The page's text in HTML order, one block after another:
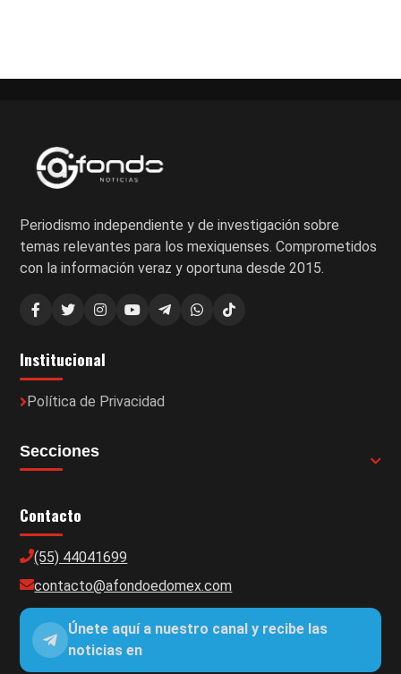
entradas
Periodismo independiente y de investigación sobre
temas relevantes para los mexiquenses. Comprometidos
con la información veraz y oportuna desde 2015.
Institucional
Política de Privacidad
Secciones
Contacto
(55) 44041699
contacto@afondoedomex.com
Únete aquí a nuestro canal y recibe las
noticias en